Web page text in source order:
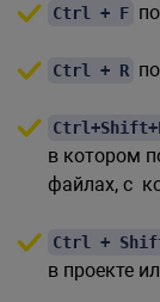
Ctrl + F
Ctrl + R
в котором
файлах, с
Ctrl +
в проекте